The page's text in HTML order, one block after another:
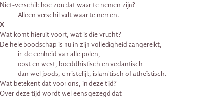
Niet-verschil: hoe zou dat waar te nemen zijn?
Alleen verschil valt waar te nemen.
X
Wat komt hieruit voort, wat is die vrucht?
De hele boodschap is nu in zijn volledigheid aangereikt,
in de eenheid van alle polen,
oost en west, boeddhistisch en vedantisch
dan wel joods, christelijk, islamitisch of atheïstisch.
Wat betekent dat voor ons, in deze tijd?
Over deze tijd wordt wel eens gezegd dat